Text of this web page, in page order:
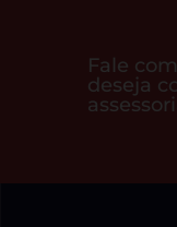
Fale
deseja